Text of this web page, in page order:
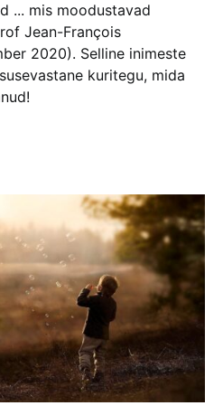
... mis moodustavad
Jean-François
2020). Selline inimeste
kuritegu, mida